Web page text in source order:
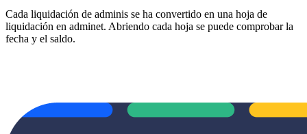
Cada liquidación de adminis se ha convertido en una hoja de
liquidación en adminet. Abriendo cada hoja se puede comprobar la
fecha y el saldo.